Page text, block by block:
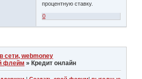
процентную ставку.
0
сети, webmoney
флейм »Кредит онлайн